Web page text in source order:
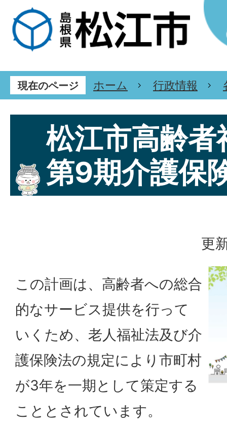
現在のページ ホーム 行政情報
松江市高齢者
第9期介護保
更
この計画は、高齢者への総合
的なサービス提供を行って
いくため、老人福祉法及び介
護保険法の規定により市町村
が3年を一期として策定する
こととされています。